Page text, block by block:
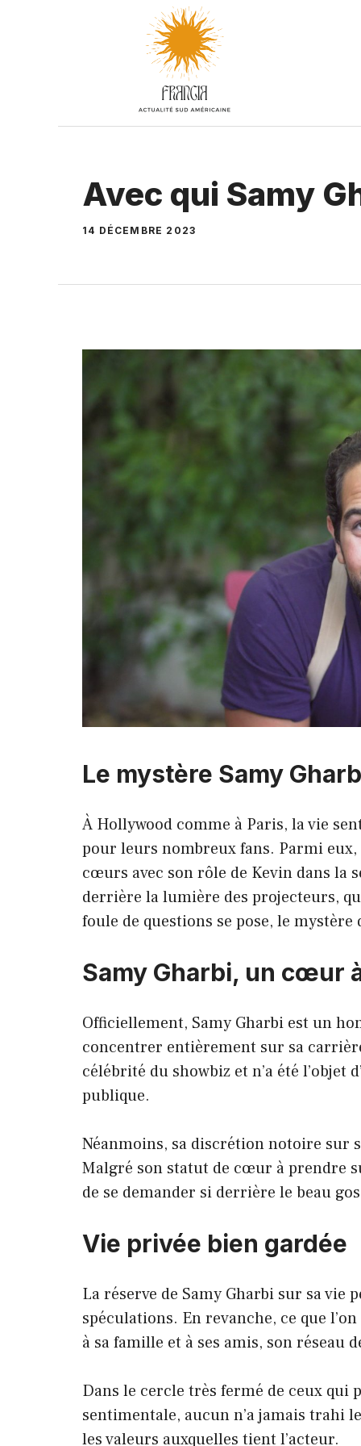
Avec qui Samy
14 DÉCEMBRE 2023
Le mystère Samy
À Hollywood comme à Paris, la vie
pour leurs nombreux fans. Parmi eux,
cœurs avec son rôle de Kevin dans la
derrière la lumière des projecteurs,
foule de questions se pose, le
Samy Gharbi, un cœur
Officiellement, Samy Gharbi est un
concentrer entièrement sur sa
célébrité du showbiz et n’a été
publique.
Néanmoins, sa discrétion notoire sur
Malgré son statut de cœur à prendre
de se demander si derrière le beau
Vie privée bien gardée
La réserve de Samy Gharbi sur sa
spéculations. En revanche, ce que
à sa famille et à ses amis, son
Dans le cercle très fermé de ceux qui
sentimentale, aucun n’a jamais trahi
les valeurs auxquelles tient l’acteur.